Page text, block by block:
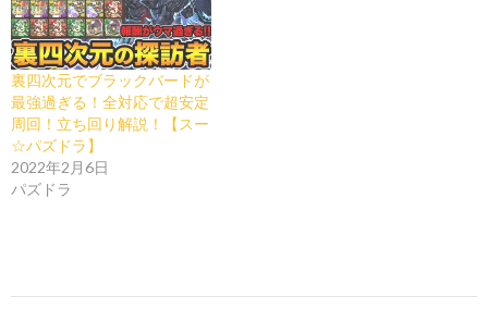
裏四次元でブラックバードが
最強過ぎる！全対応で超安定
周回！立ち回り解説！【スー
☆パズドラ】
2022年2月6日
パズドラ